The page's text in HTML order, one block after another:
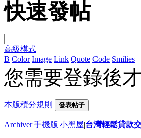
快速發帖
高級模式
B Color Image Link Quote Code Smilies
您需要登錄後
本版積分規則 發表帖子
Archiver|手機版|小黑屋|台灣輕鬆貸款